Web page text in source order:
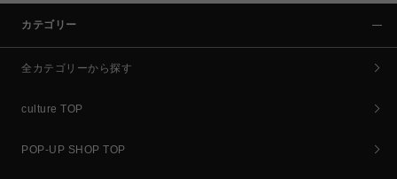
カテゴリー
全カテゴリーから探す
culture TOP
POP-UP SHOP TOP